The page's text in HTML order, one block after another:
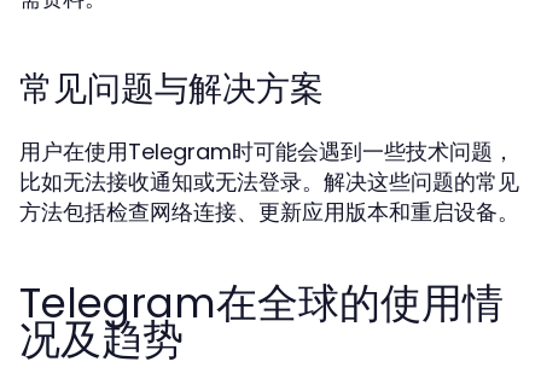
常见问题与解决方案
用户在使用Telegram时可能会遇到一些技术问题，
比如无法接收通知或无法登录。解决这些问题的常见
方法包括检查网络连接、更新应用版本和重启设备。
Telegram在全球的使用情
况及趋势